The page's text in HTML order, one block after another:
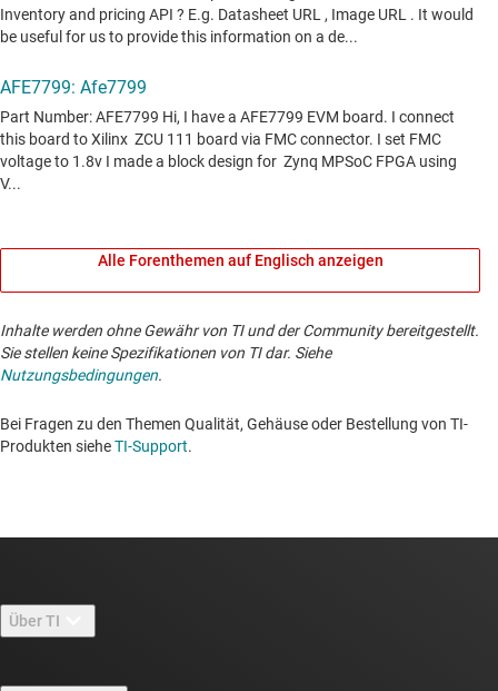
Alle Forenthemen auf Englisch anzeigen
Inhalte werden ohne Gewähr von TI und der Community bereitgestellt.
Sie stellen keine Spezifikationen von TI dar. Siehe
Nutzungsbedingungen.
Bei Fragen zu den Themen Qualität, Gehäuse oder Bestellung von TI-
Produkten sieheTI-Support. ​​​​​​​​​​​​​​
Über TI